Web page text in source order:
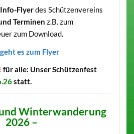
Info-Flyerdes Schützenvereins
Terminen z.B. zum
zum Download.
es zum Flyer
für alle: Unser Schützenfest
statt.
Winterwanderung
2026 –